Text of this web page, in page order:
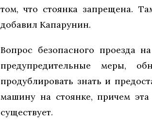
том, что стоянка запрещена.
добавил Капарунин.
Вопрос безопасного проезда
предупредительные меры,
продублировать знать и
машину на стоянке, причем
существует.